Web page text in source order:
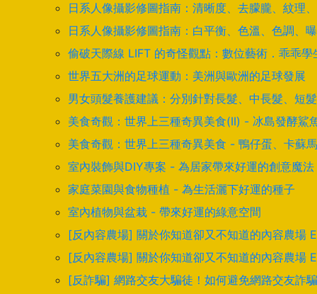
日系人像攝影修圖指南：清晰度、去朦朧、紋理
日系人像攝影修圖指南：白平衡、色溫、色調、
偷破天際線 LIFT 的奇怪觀點：數位藝術．乖乖學
世界五大洲的足球運動：美洲與歐洲的足球發展
男女頭髮養護建議：分別針對長髮、中長髮、短
美食奇觀：世界上三種奇異美食(II) - 冰島發酵鯊
美食奇觀：世界上三種奇異美食 - 鴨仔蛋、卡蘇
室內裝飾與DIY專案 - 為居家帶來好運的創意魔法
家庭菜園與食物種植 - 為生活灑下好運的種子
室內植物與盆栽 - 帶來好運的綠意空間
[反內容農場] 關於你知道卻又不知道的內容農場
[反內容農場] 關於你知道卻又不知道的內容農場
[反詐騙] 網路交友大騙徒！如何避免網路交友詐